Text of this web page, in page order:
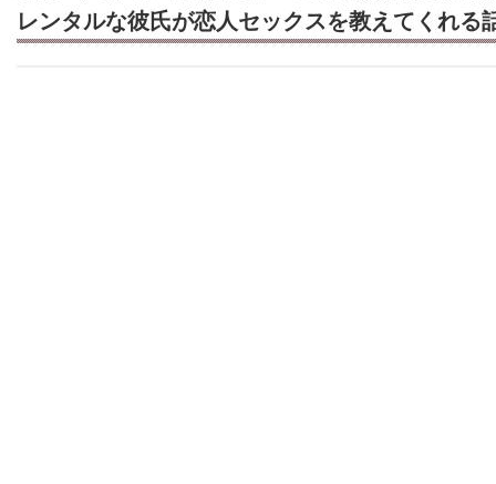
レンタルな彼氏が恋人セックスを教えてくれる